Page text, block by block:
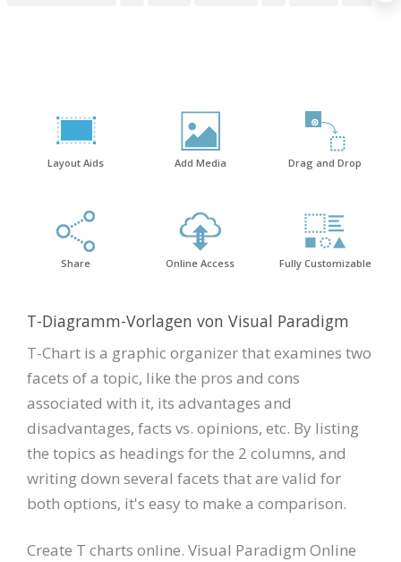
Layout Aids Add Media Drag and Drop
Share Online Access Fully Customizable
T-Diagramm-Vorlagen von Visual Paradigm
T-Chart is a graphic organizer that examines two
facets of a topic, like the pros and cons
associated with it, its advantages and
disadvantages, facts vs. opinions, etc. By listing
the topics as headings for the 2 columns, and
writing down several facets that are valid for
both options, it's easy to make a comparison.
Create T charts online. Visual Paradigm Online